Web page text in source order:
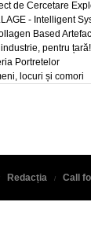
de Cercetare
- Intelligent
Based
industrie, pentru țară!
Portretelor
locuri și comori
Redacția Call